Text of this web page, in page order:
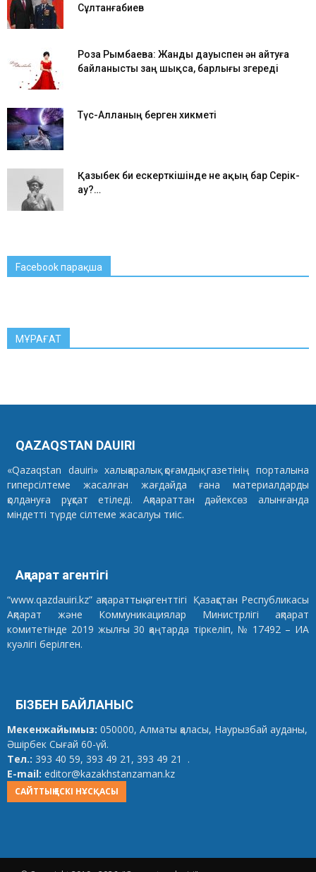
Сұлтанғабиев
Роза Рымбаева: Жанды дауыспен ән айтуға
байланысты заң шықса, барлығы өзгереді
Түс-Алланың берген хикметі
Қазыбек би ескерткішінде не ақың бар Серік-
ау?…
Facebook парақша
МҰРАҒАТ
QAZAQSTAN DAUIRI
«Qazaqstan dauiri» халықаралық қоғамдық газетінің порталына
гиперсілтеме жасалған жағдайда ғана материалдарды
қолдануға рұқсат етіледі. Ақпараттан дәйексөз алынғанда
міндетті түрде сілтеме жасалуы тиіс.
Ақпарат агентігі
“www.qazdauiri.kz” ақпараттық агенттігі Қазақстан Республикасы
Ақпарат және Коммуникациялар Министрлігі ақпарат
комитетінде 2019 жылғы 30 қаңтарда тіркеліп, № 17492 – ИА
куәлігі берілген.
БІЗБЕН БАЙЛАНЫС
Мекенжайымыз: 050000, Алматы қаласы, Наурызбай ауданы,
Әшірбек Сығай 60-үй.
Тел.: 393 40 59, 393 49 21, 393 49 21 .
E-mail: editor@kazakhstanzaman.kz
САЙТТЫҢ ЕСКІ НҰСҚАСЫ